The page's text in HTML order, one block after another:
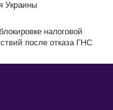
Украины
налоговой
после отказа ГНС